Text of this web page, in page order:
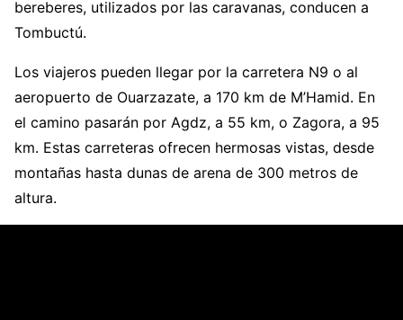
bereberes, utilizados por las caravanas, conducen a
Tombuctú.
Los viajeros pueden llegar por la carretera N9 o al
aeropuerto de Ouarzazate, a 170 km de M’Hamid. En
el camino pasarán por Agdz, a 55 km, o Zagora, a 95
km. Estas carreteras ofrecen hermosas vistas, desde
montañas hasta dunas de arena de 300 metros de
altura.